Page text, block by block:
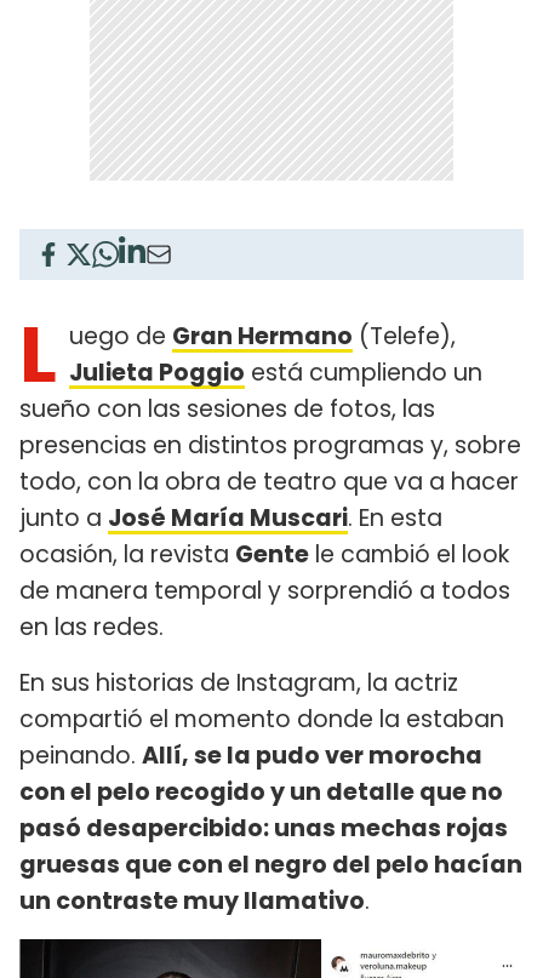
L uego de Gran Hermano (Telefe),
Julieta Poggio está cumpliendo un
sueño con las sesiones de fotos, las
presencias en distintos programas y, sobre
todo, con la obra de teatro que va a hacer
junto a José María Muscari. En esta
ocasión, la revista Gente le cambió el look
de manera temporal y sorprendió a todos
en las redes.
En sus historias de Instagram, la actriz
compartió el momento donde la estaban
peinando. Allí, se la pudo ver morocha
con el pelo recogido y un detalle que no
pasó desapercibido: unas mechas rojas
gruesas que con el negro del pelo hacían
un contraste muy llamativo.